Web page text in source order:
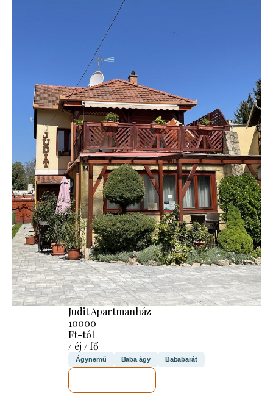
Judit Apartmanház
10000
Ft-tól
/ éj / fő
Ágynemű Baba ágy Bababarát